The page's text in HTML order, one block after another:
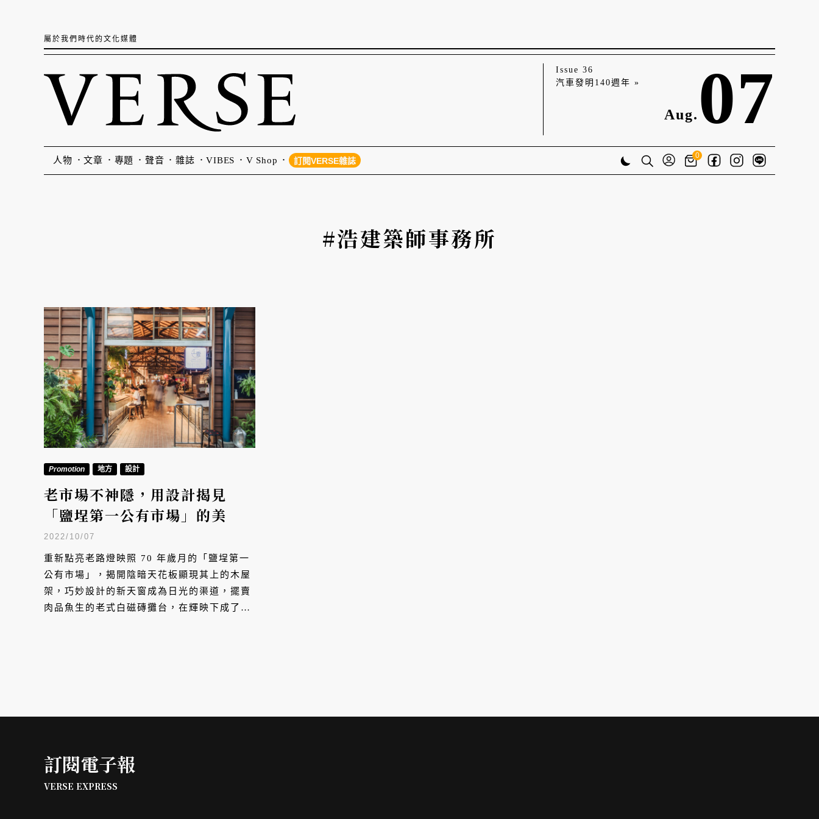
屬於我們時代的文化媒體
Issue 36
汽車發明140週年 »
Aug. 07
人物 文章 專題 聲音 雜誌 VIBES V Shop 訂閱VERSE雜誌
0
#浩建築師事務所
Promotion 地方 設計
老市場不神隱，用設計揭見
「鹽埕第一公有市場」的美
2022/10/07
重新點亮老路燈映照 70 年歲月的「鹽埕第一
公有市場」，揭開陰暗天花板顯現其上的木屋
架，巧妙設計的新天窗成為日光的渠道，擺賣
肉品魚生的老式白磁磚攤台，在輝映下成了老
訂閱電子報
VERSE EXPRESS